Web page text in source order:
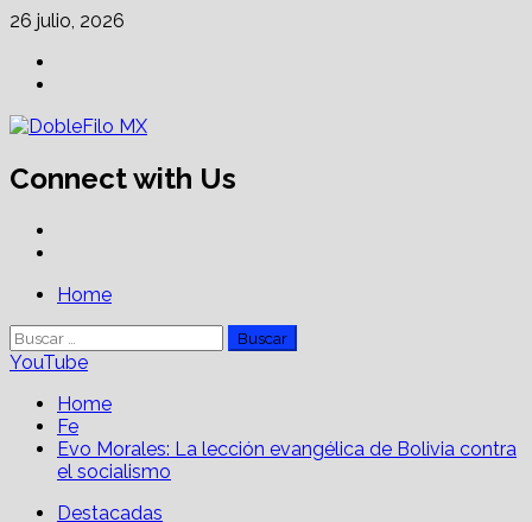
Skip
content
26 julio, 2026
Connect with Us
PrimaryHome
Buscar:
YouTube
Home
Fe
Evo Morales: La lección evangélica de Bolivia contra
el socialismo
Destacadas